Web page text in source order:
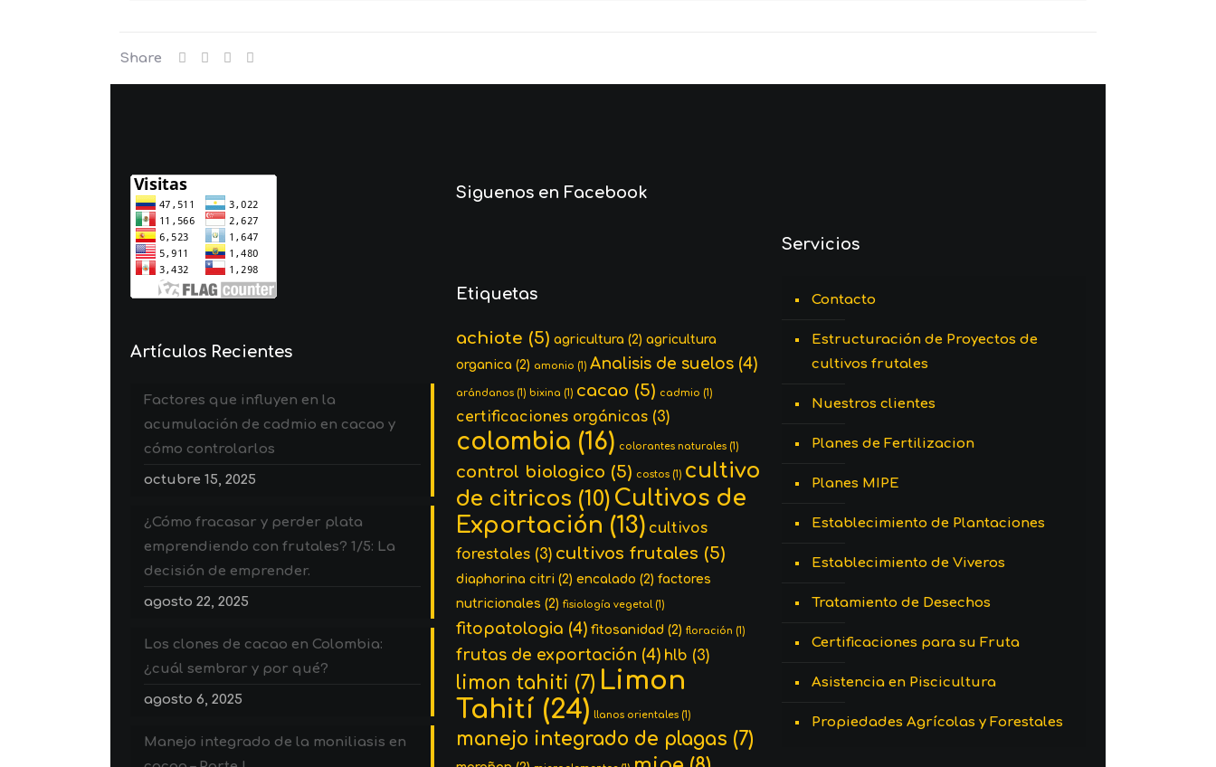
Share
Artículos Recientes
Factores que influyen en la
acumulación de cadmio en cacao y
cómo controlarlos
octubre 15, 2025
¿Cómo fracasar y perder plata
emprendiendo con frutales? 1/5: La
decisión de emprender.
agosto 22, 2025
Los clones de cacao en Colombia:
¿cuál sembrar y por qué?
agosto 6, 2025
Manejo integrado de la moniliasis en
Siguenos en Facebook
Etiquetas
achiote (5) agricultura (2) agricultura
organica (2) amonio (1) Analisis de suelos(4)
arándanos(1) bixina (1) cacao (5) cadmio (1)
certificaciones orgánicas(3)
colombia (16) colorantes naturales(1)
control biologico (5) costos(1) cultivo
de citricos (10) Cultivos de
Exportación (13) cultivos
forestales(3) cultivos frutales (5)
diaphorina citri (2) encalado (2) factores
nutricionales (2) fisiología vegetal (1)
fitopatologia (4) fitosanidad (2) floración (1)
frutas de exportación (4) hlb (3)
limon tahiti (7) Limon
Tahití (24) llanos orientales(1)
manejo integrado de plagas (7)
Servicios
Contacto
Estructuración de Proyectos de
cultivos frutales
Nuestros clientes
Planes de Fertilizacion
Planes MIPE
Establecimiento de Plantaciones
Establecimiento de Viveros
Tratamiento de Desechos
Certificaciones para su Fruta
Asistencia en Piscicultura
Propiedades Agrícolas y Forestales